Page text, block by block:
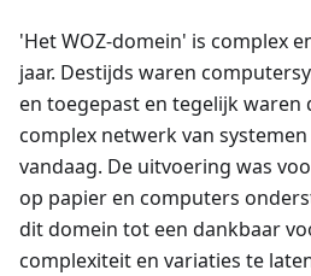
'Het WOZ-domein' is complex
jaar. Destijds waren
en toegepast en tegelijk waren
complex netwerk van
vandaag. De uitvoering was
op papier en computers
dit domein tot een dankbaar
complexiteit en variaties te